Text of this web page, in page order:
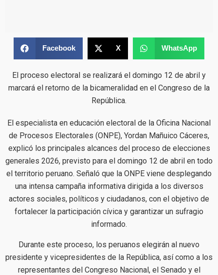
Facebook X WhatsApp
El proceso electoral se realizará el domingo 12 de abril y
marcará el retorno de la bicameralidad en el Congreso de la
República.
El especialista en educación electoral de la Oficina Nacional
de Procesos Electorales (ONPE), Yordan Mañuico Cáceres,
explicó los principales alcances del proceso de elecciones
generales 2026, previsto para el domingo 12 de abril en todo
el territorio peruano. Señaló que la ONPE viene desplegando
una intensa campaña informativa dirigida a los diversos
actores sociales, políticos y ciudadanos, con el objetivo de
fortalecer la participación cívica y garantizar un sufragio
informado.
Durante este proceso, los peruanos elegirán al nuevo
presidente y vicepresidentes de la República, así como a los
representantes del Congreso Nacional, el Senado y el